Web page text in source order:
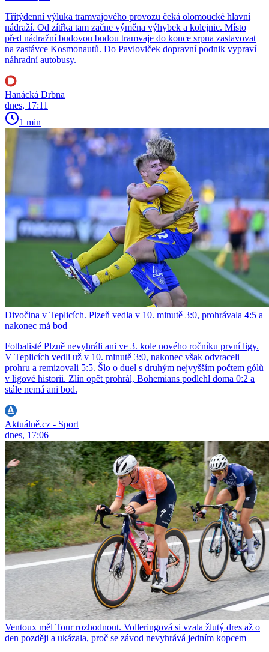
Třítýdenní výluka tramvajového provozu čeká olomoucké hlavní
nádraží. Od zítřka tam začne výměna výhybek a kolejnic. Místo
před nádražní budovou budou tramvaje do konce srpna zastavovat
na zastávce Kosmonautů. Do Pavloviček dopravní podnik vypraví
náhradní autobusy.
Hanácká Drbna
dnes, 17:11
1 min
Divočina v Teplicích. Plzeň vedla v 10. minutě 3:0, prohrávala 4:5 a
nakonec má bod
Fotbalisté Plzně nevyhráli ani ve 3. kole nového ročníku první ligy.
V Teplicích vedli už v 10. minutě 3:0, nakonec však odvraceli
prohru a remizovali 5:5. Šlo o duel s druhým nejvyšším počtem gólů
v ligové historii. Zlín opět prohrál, Bohemians podlehl doma 0:2 a
stále nemá ani bod.
Aktuálně.cz - Sport
dnes, 17:06
Ventoux měl Tour rozhodnout. Volleringová si vzala žlutý dres až o
den později a ukázala, proč se závod nevyhrává jedním kopcem